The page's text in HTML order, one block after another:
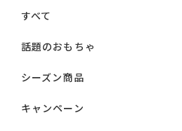
すべて
話題のおもちゃ
シーズン商品
キャンペーン